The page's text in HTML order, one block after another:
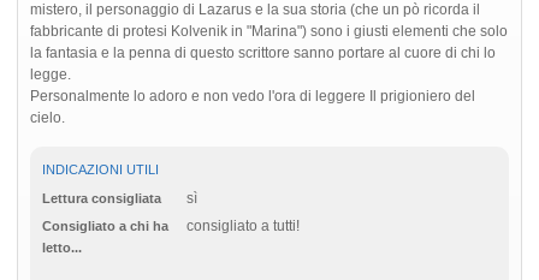
mistero, il personaggio di Lazarus e la sua storia (che un pò ricorda il
fabbricante di protesi Kolvenik in "Marina") sono i giusti elementi che solo
la fantasia e la penna di questo scrittore sanno portare al cuore di chi lo
legge.
Personalmente lo adoro e non vedo l'ora di leggere Il prigioniero del
cielo.
INDICAZIONI UTILI
Lettura consigliata
sì
Consigliato a chi ha
letto...
consigliato a tutti!